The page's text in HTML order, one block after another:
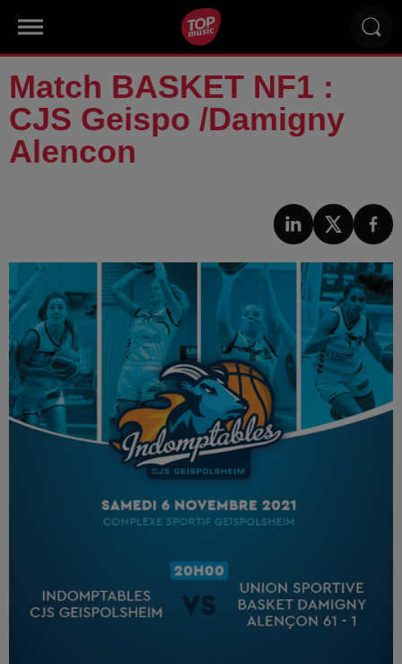
Match BASKET NF1 :
CJS Geispo /Damigny
Alencon